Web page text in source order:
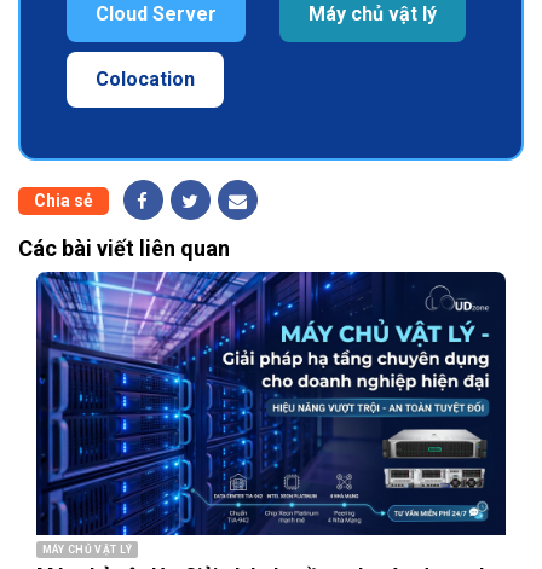
Cloud Server Máy chủ vật lý
Colocation
Chia sẻ
Các bài viết liên quan
MÁY CHỦ VẬT LÝ